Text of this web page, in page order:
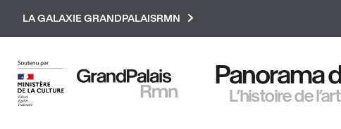
LA GALAXIE GRANDPALAISRMN
Panorama
L’histoire de